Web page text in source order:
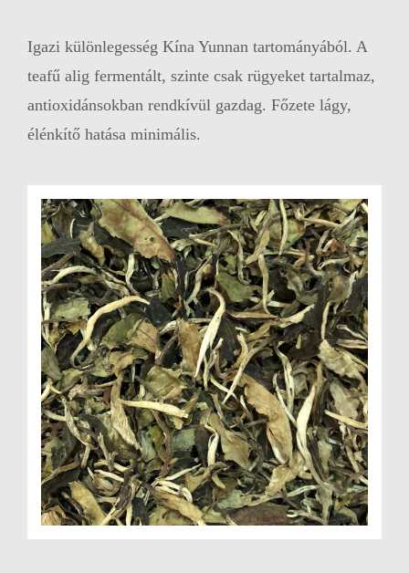
Igazi különlegesség Kína Yunnan tartományából. A
teafű alig fermentált, szinte csak rügyeket tartalmaz,
antioxidánsokban rendkívül gazdag. Főzete lágy,
élénkítő hatása minimális.